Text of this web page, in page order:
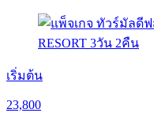
เริ่มต้น
23,800